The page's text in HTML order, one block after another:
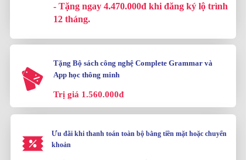
- Tặng ngay 4.470.000đ khi đăng ký lộ trình
12 tháng.
Tặng Bộ sách công nghệ Complete Grammar và
App học thông minh
Trị giá 1.560.000đ
Ưu đãi khi thanh toán toàn bộ bằng tiền mặt hoặc chuyển
khoản